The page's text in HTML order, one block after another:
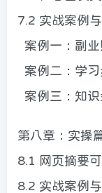
7.2 实战案例
案例一：副
案例二：学习
案例三：知
第八章：实操
8.1 网页摘要
8.2 实战案例